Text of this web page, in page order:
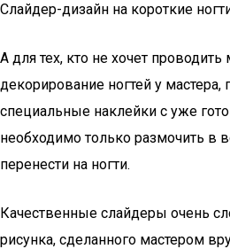
Слайдер-дизайн на короткие
А для тех, кто не хочет
декорирование ногтей у
специальные наклейки с уже
необходимо только размочить в
перенести на ногти.
Качественные слайдеры очень
рисунка, сделанного мастером